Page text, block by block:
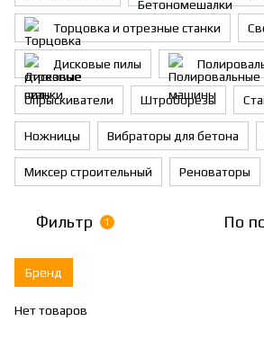
Торцовка и отрезные станки
Дисковые пилы
Опрыскиватели Штроборезы
Ножницы Вибраторы для бетона
Миксер строительный Реноваторы
Фильтр 1 По
Бренд
Нет товаров